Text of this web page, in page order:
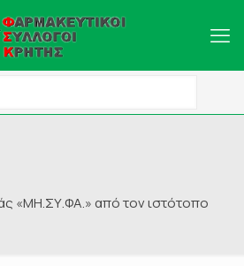
«ΜΗ.ΣΥ.ΦΑ.» από τον ιστότοπο